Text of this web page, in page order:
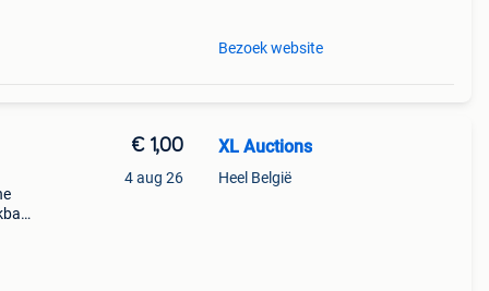
Bezoek website
€ 1,00
4 aug 26
XL Auctions
Heel België